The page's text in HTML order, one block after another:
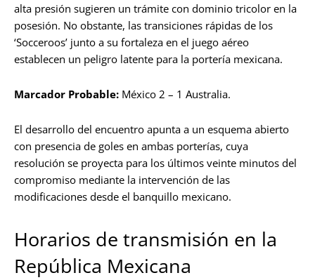
alta presión sugieren un trámite con dominio tricolor en la
posesión. No obstante, las transiciones rápidas de los
‘Socceroos’ junto a su fortaleza en el juego aéreo
establecen un peligro latente para la portería mexicana.
Marcador Probable: México 2 – 1 Australia.
El desarrollo del encuentro apunta a un esquema abierto
con presencia de goles en ambas porterías, cuya
resolución se proyecta para los últimos veinte minutos del
compromiso mediante la intervención de las
modificaciones desde el banquillo mexicano.
Horarios de transmisión en la
República Mexicana